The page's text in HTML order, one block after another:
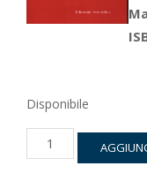
Disponibile
diritto